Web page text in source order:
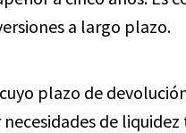
a largo plazo.
plazo de
de